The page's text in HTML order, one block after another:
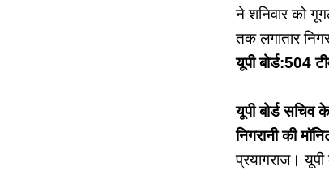
ने शनिवार को
तक लगातार
यूपी बोर्ड:504
यूपी बोर्ड सचिव
निगरानी की
प्रयागराज। यूपी